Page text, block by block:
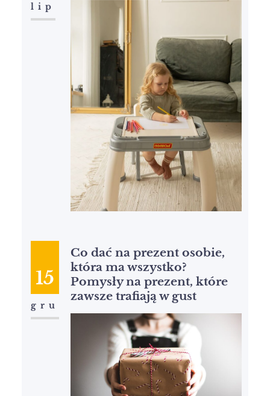
lip
15
gru
Co dać na prezent osobie,
która ma wszystko?
Pomysły na prezent, które
zawsze trafiają w gust